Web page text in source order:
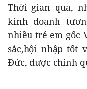
Thời gian qua,
kinh doanh
nhiều trẻ em gốc
sắc,hội nhập tốt
Đức, được chính